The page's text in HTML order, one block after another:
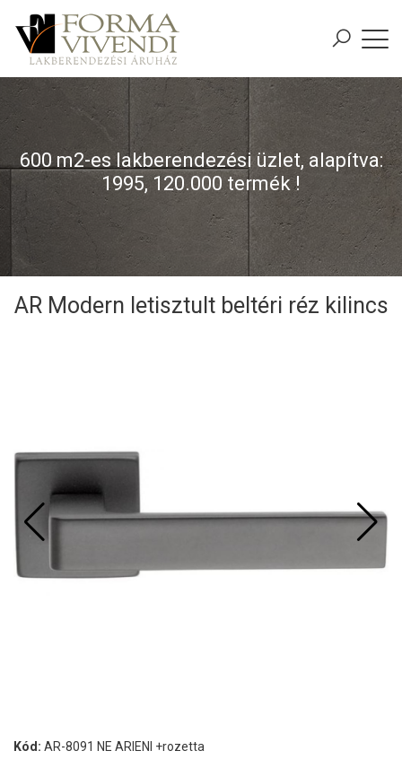
600 m2-es lakberendezési üzlet, alapítva:
1995, 120.000 termék !
AR Modern letisztult beltéri réz kilincs
Kód: AR-8091 NE ARIENI +rozetta